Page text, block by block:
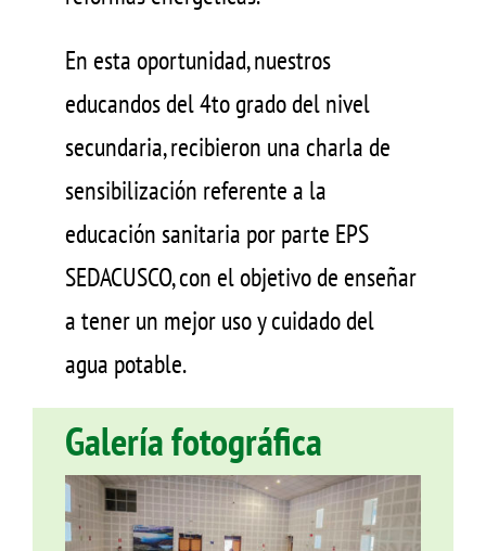
En esta oportunidad, nuestros
educandos del 4to grado del nivel
secundaria, recibieron una charla de
sensibilización referente a la
educación sanitaria por parte EPS
SEDACUSCO, con el objetivo de enseñar
a tener un mejor uso y cuidado del
agua potable.
Galería fotográfica